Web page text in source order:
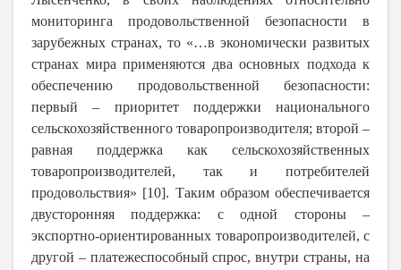
мониторинга продовольственной безопасности в
зарубежных странах, то «…в экономически развитых
странах мира применяются два основных подхода к
обеспечению продовольственной безопасности:
первый – приоритет поддержки национального
сельскохозяйственного товаропроизводителя; второй –
равная поддержка как сельскохозяйственных
товаропроизводителей, так и потребителей
продовольствия» [10]. Таким образом обеспечивается
двусторонняя поддержка: с одной стороны –
экспортно-ориентированных товаропроизводителей, с
другой – платежеспособный спрос, внутри страны, на